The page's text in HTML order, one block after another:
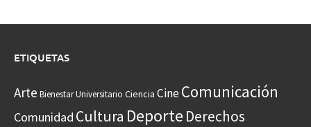
ETIQUETAS
Arte Bienestar Universitario Ciencia CineComunicación
Comunidad Cultura Deporte Derechos